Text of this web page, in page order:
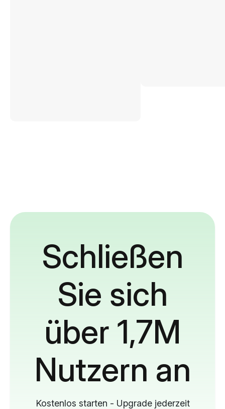
Schließen
Sie sich
über 1,7M
Nutzern an
Kostenlos starten - Upgrade jederzeit